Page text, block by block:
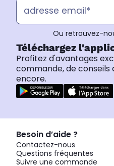
Ou retrouvez-
Téléchargez
Profitez d'avantages
commande, de
encore.
Besoin d’aide ?
Contactez-nous
Questions fréquentes
Suivre une commande